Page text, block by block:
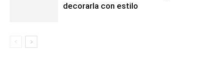
decorarla con estilo